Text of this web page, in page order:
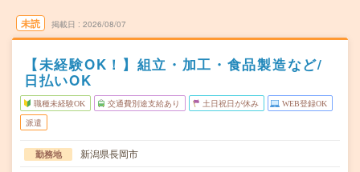
未読 掲載日 2026/08/07
【未経験OK！】組立・加工・食品製造など/
日払いOK
職種未経験OK 交通費別途支給あり 土日祝日が休み WEB登録OK
派遣
勤務地 新潟県長岡市